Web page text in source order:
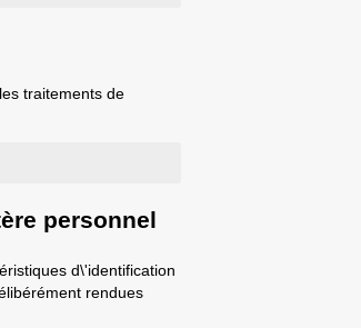
traitements de
personnel
d\'identification
rendues